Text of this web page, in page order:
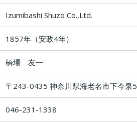
Izumibashi Shuzo Co.,Ltd.
1857年（安政4年）
橋場 友一
〒243-0435 神奈川県海老名市下今泉
046-231-1338